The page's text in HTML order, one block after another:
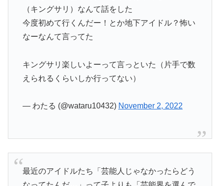
（キングサリ）なんて話をした
今度初めて行くんだー！とか地下アイドル？怖い
なーなんて言ってた
キングサリ楽しいよーって言っといた（片手で数
えられるくらいしか行ってない）
— わたる (@wataru10432) November 2, 2022
最近のアイドルたち「芸能人じゃなかったらどう